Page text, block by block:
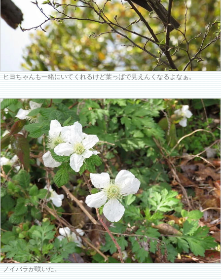
ヒヨちゃんも一緒にいてくれるけど葉っぱで見えんくなるよなぁ。
ノイバラが咲いた。